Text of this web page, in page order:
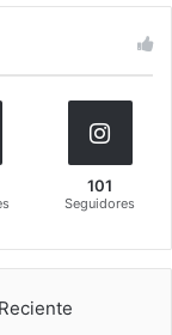
101
Seguidores
Reciente